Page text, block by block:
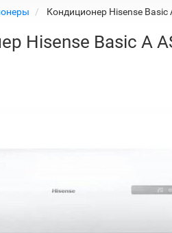
Кондиционер Hisense Basic
Hisense Basic A